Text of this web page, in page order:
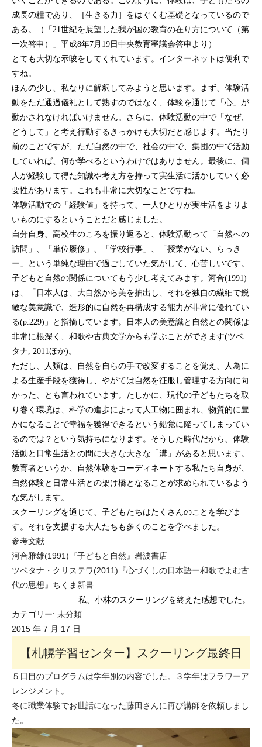
成長の糧であり、［生きる力］をはぐくむ基礎となっているので
ある。（「 21 世紀を展望した我が国の教育の在り方について （第
一次答申）」平成8年7 月 19日中央教育審議会答申より）
とても大切な示唆をしてくれています。インターネットは便利で
すね。
ほんの少し、私なりに解釈してみようと思います。まず、体験活
動をただ通過儀礼として熟すのではなく、体験を通じて「心」が
動かされなければいけません。さらに、体験活動の中で「なぜ、
どうして」と考え行動するきっかけも大切だと感じます。当たり
前のことですが、ただ自然の中で、社会の中で、集団の中で活動
していれば、何か学べるというわけではありません。最後に
、個
人が経験して得た知識や考え方を持って実生活に活かしていく必
要性があります。これも非常に大切なことですね。
体験活動での「経験値」を持って、一人ひとりが実生活をよりよ
いものにするということだと感じました。
自分自身、高校生のころを振り返ると、体験活動って「自然への
訪問」、「単位履修」、「学校行事」、「授業がない、らっき
ー」という単純な理由で過ごしていた気がして、心苦しいです。
子どもと自然の関係についてもう少し考えてみます。河合(1991)
は、「日本人は、大自然から美を抽出し、それを独自の繊細で鋭
敏な美意識で、造形的に自然を再構成する能力が非常に優れてい
る(p.229) 」と指摘しています。日本人の美意識と自然との関係は
非常に根深く、和歌や古典文学からも学ぶことができます(ツベ
タナ , 2011 ほか) 。
ただし、人類は、自然を自らの手で改変することを覚え、人為に
よる生産手段を獲得し、やがては自然を征服し管理する方向に向
かった、とも言われています。たしかに、現代の子どもたちを取
り巻く環境は、科学の進歩によって人工物に囲まれ、物質的に豊
かになることで幸福を獲得できるという錯覚に陥ってしまってい
るのでは？という気持ちになります。 そうした時代だから、体験
活動と日常生活との間に大きな大きな「溝」があると思います。
教育者というか、自然体験をコーディネートする私たち自身が、
自然体験と日常生活との架け橋となることが求められているよう
な気がします。
スクーリングを通じて、子どもたちはたくさんのことを学びま
す。それを支援する大人たちも多くのことを学べました。
参考文献
河合雅雄(1991)『子どもと自然』岩波書店
ツベタナ・クリステワ(2011)『心づくしの日本語ー和歌でよむ古
代の思想』ちくま新書
私、小林のスクーリングを終えた感想でした。
カテゴリー: 未分類
2015 年 7 月 17 日
【札幌学習センター】スクーリング最終日
５日目のプログラムは学年別の内容でした。３学年はフラワーア
レンジメント。
冬に職業体験でお世話になった藤田さんに再び講師を依頼しまし
た。